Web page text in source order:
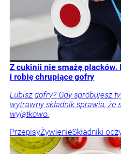
Z cukinii nie smażę placków.
i robię chrupiące gofry
Lubisz gofry? Gdy spróbujesz
wytrawny składnik sprawia, że
wyjątkowo.
PrzepisyŻywienieSkładniki